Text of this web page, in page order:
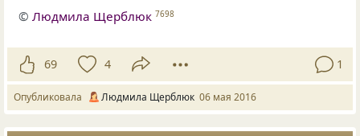
©Людмила Щерблюк 7698
69 4 1
Опубликовала Людмила Щерблюк 06 мая 2016